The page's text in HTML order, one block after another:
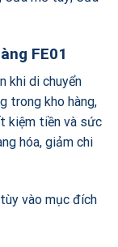
FE01
khi di chuyển
trong kho hàng,
kiệm tiền và sức
hóa, giảm chi
vào mục đích